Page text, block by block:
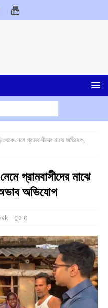
থেকে নেমে গ্রামবাসীদের মাঝে অভিষেক,
গ্রামবাসীদের মাঝে
অভিযোগ
0